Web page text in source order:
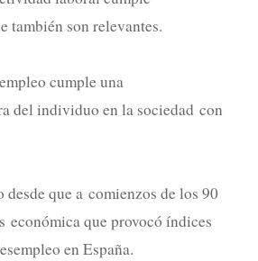
también son relevantes.
cumple una
del individuo en la sociedad con
desde que a comienzos de los 90
económica que provocó índices
en España.